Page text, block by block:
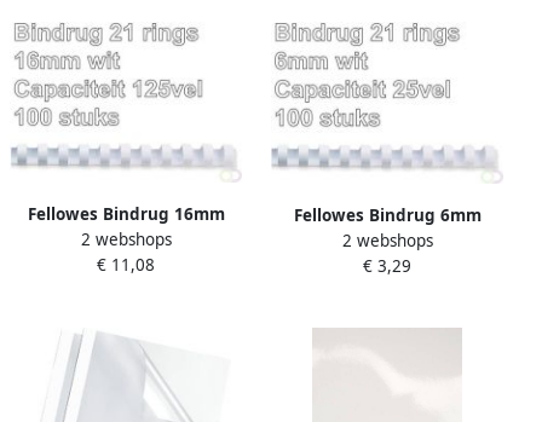
Fellowes Bindrug 16mm
21rings A4 wit 100 stuks
2 webshops
€ 11,08
Fellowes Bindrug 6mm
21rings A4 wit 100 stuks
2 webshops
€ 3,29